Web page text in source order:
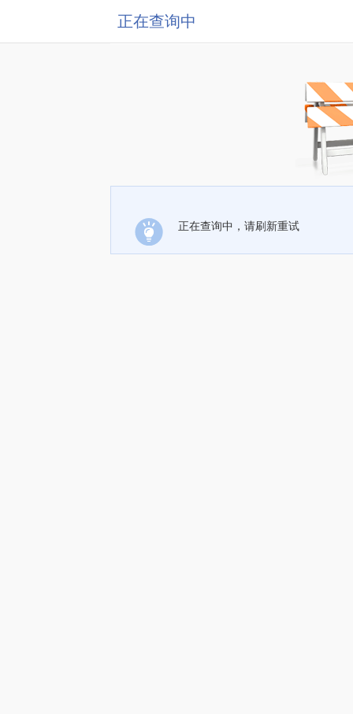
正在查询中
正在查询中，请刷新重试